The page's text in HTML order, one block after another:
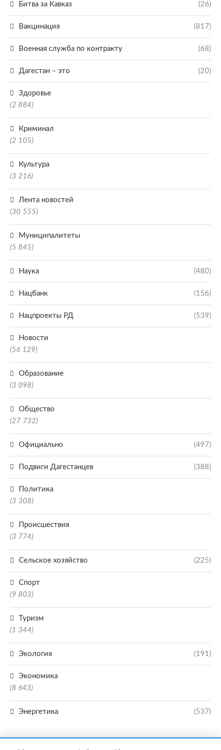
Битва за Кавказ (26)
Вакцинация (817)
Военная служба по контракту (68)
Дагестан – это (20)
Здоровье
(2 884)
Криминал
(2 105)
Культура
(3 216)
Лента новостей
(30 555)
Муниципалитеты
(5 845)
Наука (480)
Нацбанк (156)
Нацпроекты РД (539)
Новости
(56 129)
Образование
(3 098)
Общество
(27 732)
Официально (497)
Подвиги Дагестанцев (388)
Политика
(3 308)
Происшествия
(3 774)
Сельское хозяйство (225)
Спорт
(9 803)
Туризм
(1 344)
Экология (191)
Экономика
(8 643)
Энергетика (537)